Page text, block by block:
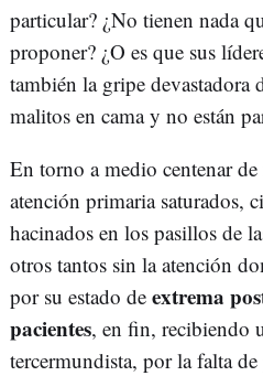
particular? ¿No tienen nada
proponer? ¿O es que sus
también la gripe devastadora
malitos en cama y no están
En torno a medio centenar
atención primaria saturados,
hacinados en los pasillos de
otros tantos sin la atención
por su estado de extrema
pacientes, en fin, recibiendo
tercermundista, por la falta